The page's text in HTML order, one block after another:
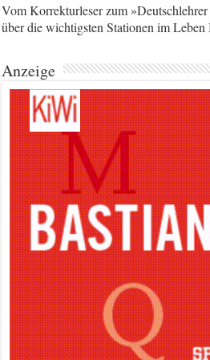
Vom Korrekturleser zum
über die wichtigsten Stationen im Leben
Anzeige